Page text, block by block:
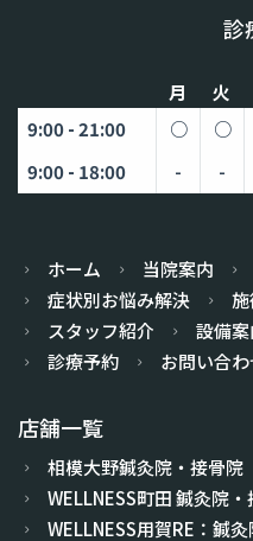
診
月 火
9:00 - 21:00
○ ○
9:00 - 18:00
- -
ホーム
当院案内
症状別お悩み解決
スタッフ紹介
設備案
診療予約
お問い合わ
店舗一覧
相模大野鍼灸院・接骨院
WELLNESS町田 鍼灸院
WELLNESS用賀RE：鍼